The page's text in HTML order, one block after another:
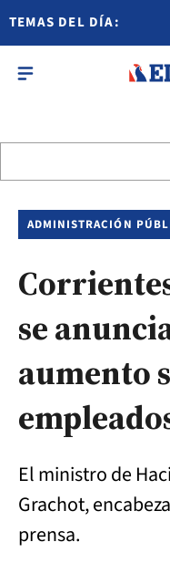
TEMAS DEL DÍA:
ADMINISTRACIÓN
se
aumento
El ministro de
Grachot,
prensa.